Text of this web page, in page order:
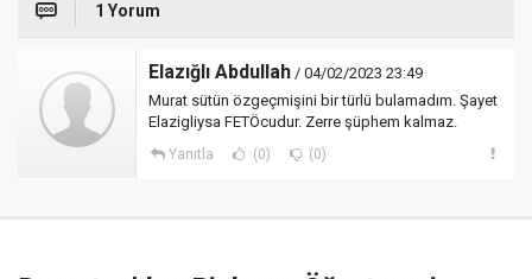
1 Yorum
Elazığlı Abdullah / 04/02/2023 23:49
Murat sütün özgeçmişini bir türlü bulamadım. Şayet
Elazigliysa FETÖcudur. Zerre şüphem kalmaz.
Yanıtla (0) (0)